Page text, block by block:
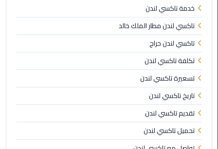
ليموزين
اون
لاين
ليموزين
الشروق
ليموزين
مدينتي
ليموزين
الرحاب
خدمة تاكسي لندن
تاكسي لندن مطار الملك خالد
تاكسي لندن حراج
تكلفة تاكسي لندن
تسعيرة تاكسي لندن
تاريخ تاكسي لندن
تقديم تاكسي لندن
تحميل تاكسي لندن